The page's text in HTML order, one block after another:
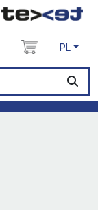
PL